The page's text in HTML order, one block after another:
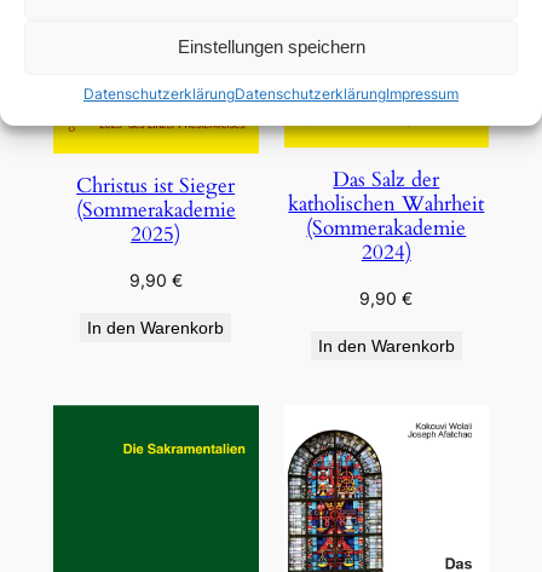
Einstellungen speichern
DatenschutzerklärungDatenschutzerklärungImpressum
Christus ist Sieger
(Sommerakademie
2025)
9,90 €
In den Warenkorb
Das Salz der
katholischen Wahrheit
(Sommerakademie
2024)
9,90€
In den Warenkorb